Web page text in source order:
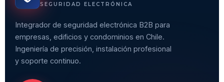
SEGURIDAD ELECTRÓNICA
Integrador de seguridad electrónica B2B para
empresas, edificios y condominios en Chile.
Ingeniería de precisión, instalación profesional
y soporte continuo.